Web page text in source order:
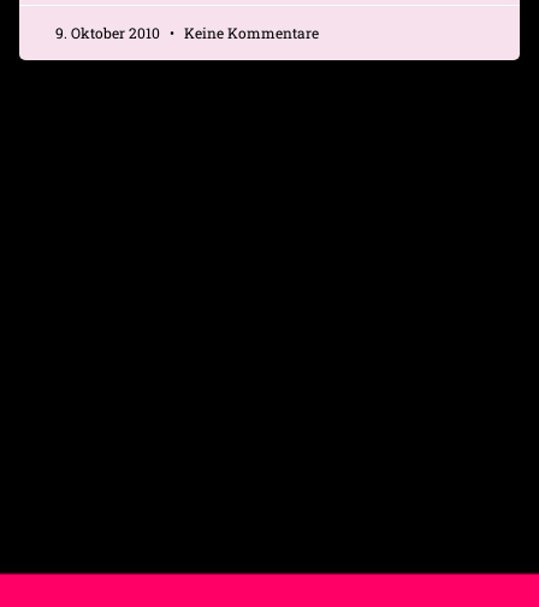
9. Oktober 2010 Keine Kommentare